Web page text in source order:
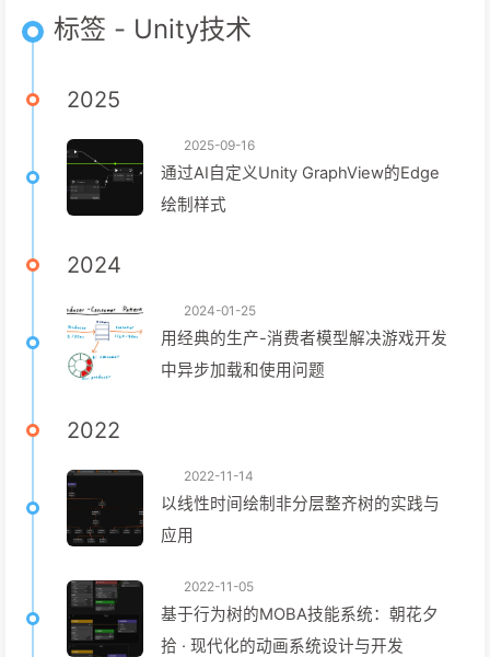
标签 - Unity技术
2025
2025-09-16
通过AI自定义Unity GraphView的Edge
绘制样式
2024
2024-01-25
用经典的生产-消费者模型解决游戏开发
中异步加载和使用问题
2022
2022-11-14
以线性时间绘制非分层整齐树的实践与
应用
2022-11-05
基于行为树的MOBA技能系统：朝花夕
拾 · 现代化的动画系统设计与开发